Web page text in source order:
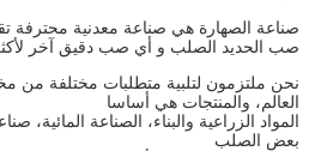
صناعة الصهارة هي صناعة معدنية محترفة
صب الحديد الصلب و أي صب دقيق آخر لأكثر من
نحن ملتزمون لتلبية متطلبات مختلفة من
العالم، والمنتجات هي أساسا
المواد الزراعية والبناء، الصناعة المائية،
بعض الصلب